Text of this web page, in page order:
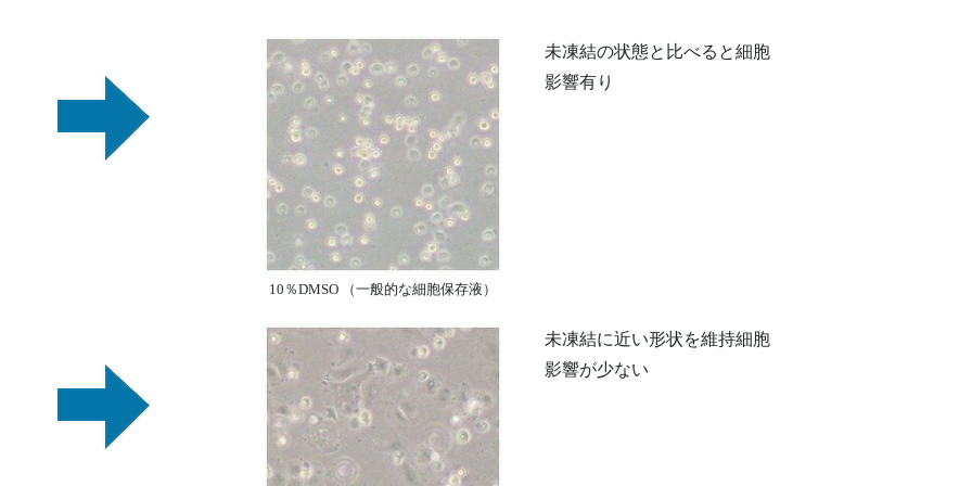
10％DMSO （一般的な細胞保存液）
未凍結の状態と比べると細胞
影響有り
未凍結に近い形状を維持細胞
影響が少ない